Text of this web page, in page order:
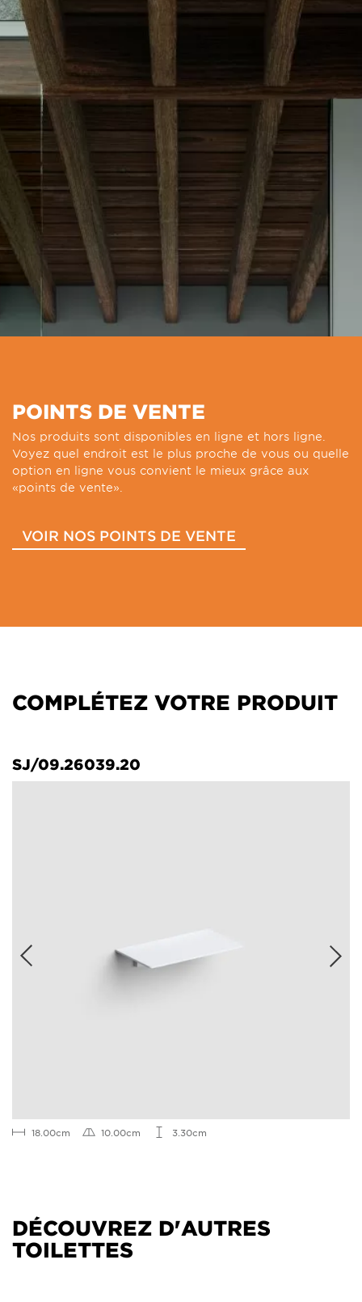
POINTS DE VENTE
Nos produits sont disponibles en ligne et hors ligne.
Voyez quel endroit est le plus proche de vous ou quelle
option en ligne vous convient le mieux grâce aux
«points de vente».
VOIR NOS POINTS DE VENTE
COMPLÉTEZ VOTRE PRODUIT
SJ/09.26039.20
18.00cm 10.00cm 3.30cm
DÉCOUVREZ D'AUTRES
TOILETTES